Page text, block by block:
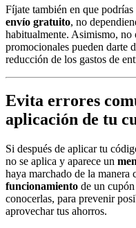
Fíjate también en que
envío gratuito, no
habitualmente. Asimismo,
promocionales pueden darte
reducción de los gastos de
Evita errores
aplicación de tu
Si después de aplicar tu
no se aplica y aparece un
haya marchado de la manera
funcionamiento de un
conocerlas, para prevenir
aprovechar tus ahorros.